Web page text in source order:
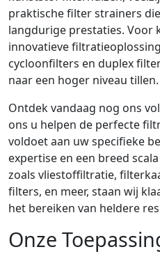
Onze
praktische filter strainers
langdurige prestaties. Voor
innovatieve
cycloonfilters en duplex
naar een hoger niveau tillen.
Ontdek vandaag nog ons
ons u helpen de perfecte
voldoet aan uw specifieke
expertise en een breed
zoals vliestoffiltratie,
filters, en meer, staan wij
het bereiken van heldere